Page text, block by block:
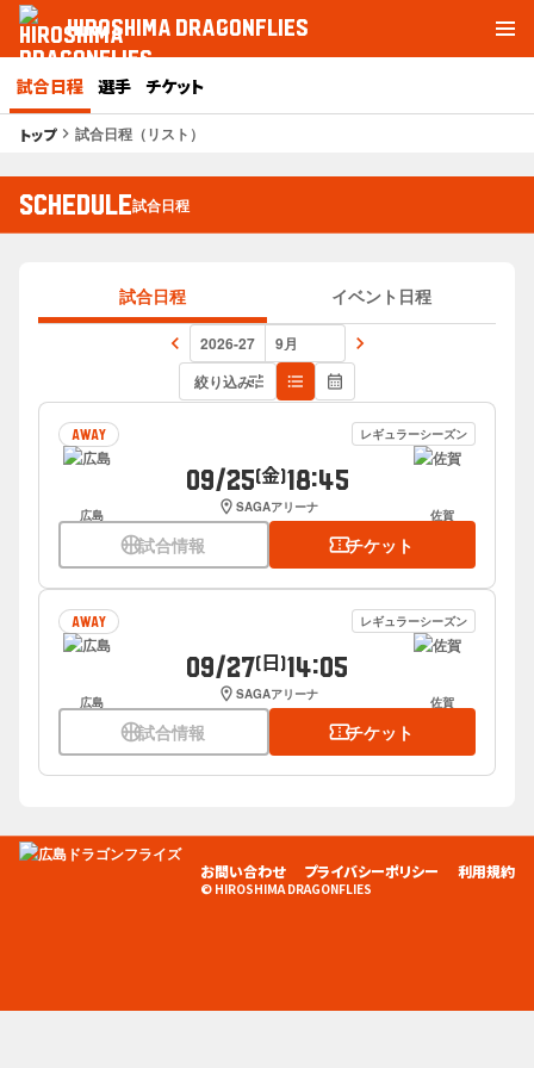
HIROSHIMA DRAGONFLIES
試合日程 選手 チケット
トップkeyboard_arrow_right 試合日程（リスト）
SCHEDULE試合日程
試合日程
イベント日程
keyboard_arrow_left
keyboard_arrow_right
絞り込みtune format_list_bulleted calendar_month
AWAY レギュラーシーズン
広島
09/25 (金)18:45
location_on SAGAアリーナ 佐賀
sports_basketball試合情報 confirmation_numberチケット
AWAY レギュラーシーズン
広島
09/27(日) 14:05
location_on SAGAアリーナ 佐賀
sports_basketball試合情報 confirmation_numberチケット
お問い合わせ プライバシーポリシー 利用規約
© HIROSHIMA DRAGONFLIES